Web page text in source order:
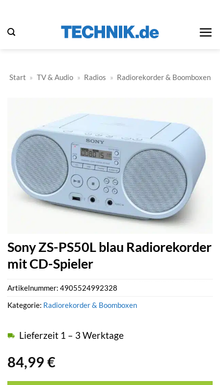
springen
Start » TV & Audio » Radios » Radiorekorder & Boomboxen
Sony ZS-PS50L blau Radiorekorder
mit CD-Spieler
84,99 €
Lieferzeit 1 – 3 Werktage
Artikelnummer: 4905524992328
Kategorie: Radiorekorder & Boomboxen